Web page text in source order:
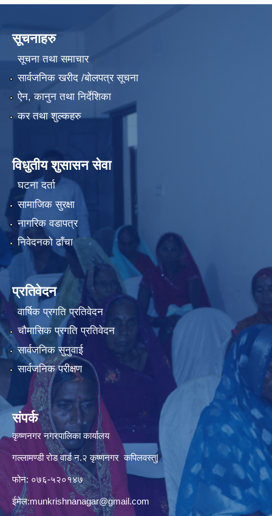
सूचनाहरु
सूचना तथा समाचार
सार्वजनिक खरीद /बोलपत्र सूचना
ऐन, कानुन तथा निर्देशिका
कर तथा शुल्कहरु
विधुतीय शुसासन सेवा
घटना दर्ता
सामाजिक सुरक्षा
नागरिक वडापत्र
निवेदनको ढाँचा
प्रतिवेदन
वार्षिक प्रगति प्रतिवेदन
चौमासिक प्रगति प्रतिवेदन
सार्वजनिक सुनुवाई
सार्वजनिक परीक्षण
संपर्क
कृष्णनगर नगरपालिका कार्यालय
गल्लामण्डी रोड वार्ड न.२ कृष्णनगर कपिलवस्तु|
फोन: ०७६-५२०१४७
ईमेल:munkrishnanagar@gmail.com